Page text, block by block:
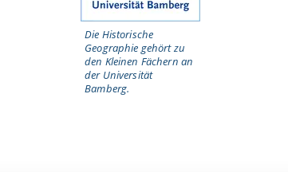
Die Historische
Geographie gehört zu
den Kleinen Fächern an
der Universität
Bamberg.